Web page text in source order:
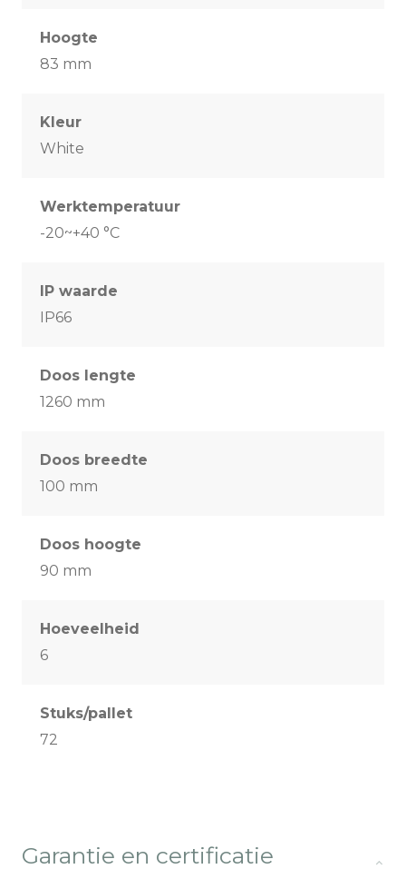
Hoogte
83 mm
Kleur
White
Werktemperatuur
-20~+40 °C
IP waarde
IP66
Doos lengte
1260 mm
Doos breedte
100 mm
Doos hoogte
90 mm
Hoeveelheid
6
Stuks/pallet
72
Garantie en certificatie